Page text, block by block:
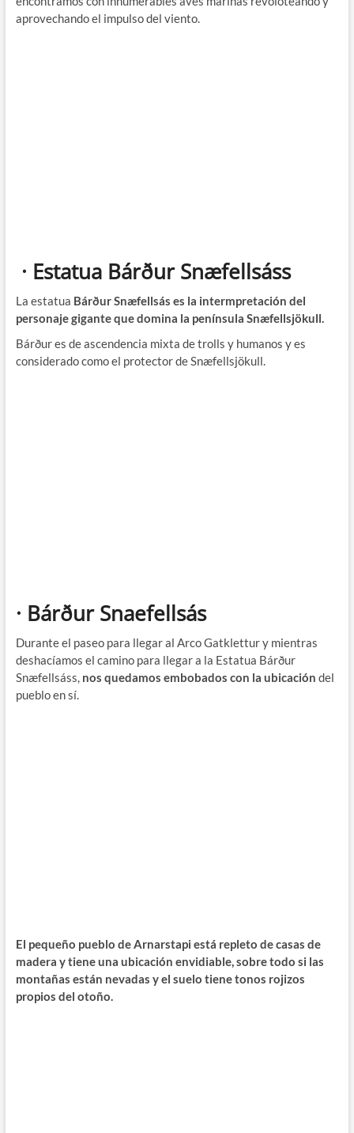
aprovechando el impulso del viento.
· Estatua Bárður Snæfellsáss
La estatua Bárður Snæfellsás es la intermpretación del
personaje gigante que domina la península Snæfellsjökull.
Bárður es de ascendencia mixta de trolls y humanos y es
considerado como el protector de Snæfellsjökull.
· Bárður Snaefellsás
Durante el paseo para llegar al Arco Gatklettur y mientras
deshacíamos el camino para llegar a la Estatua Bárður
Snæfellsáss, nos quedamos embobados con la ubicación del
pueblo en sí.
El pequeño pueblo de Arnarstapi está repleto de casas de
madera y tiene una ubicación envidiable, sobre todo si las
montañas están nevadas y el suelo tiene tonos rojizos
propios del otoño.